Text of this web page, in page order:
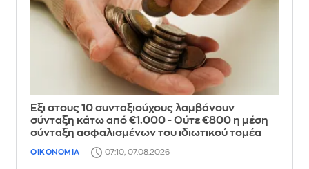
Έξι στους 10 συνταξιούχους λαμβάνουν
σύνταξη κάτω από €1.000 - Ούτε €800 η μέση
σύνταξη ασφαλισμένων του ιδιωτικού τομέα
ΟΙΚΟΝΟΜΙΑ 07:10, 07.08.2026